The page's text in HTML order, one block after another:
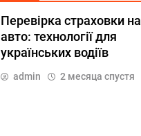
Перевірка страховки на
авто: технології для
українських водіїв
admin 2 месяца спустя